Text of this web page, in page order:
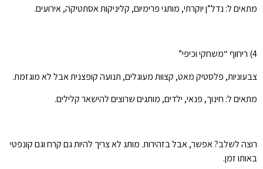
מתאים ל: נדל”ן יוקרתי, מותגי פרימיום, קליניקות אסתטיקה, אירועים.
4) ריחוף “משחקי וכיפי”
צבעוניות, פלסטיק מאט, קצוות מעוגלים, תנועה קופצנית אבל לא מוגזמת.
מתאים ל: חינוך, פנאי, ילדים, מותגים שרוצים להישאר קלילים.
רוצה לשלב? אפשר, אבל בזהירות. מותג לא צריך להיות גם קרח וגם קונפטי
באותו זמן.